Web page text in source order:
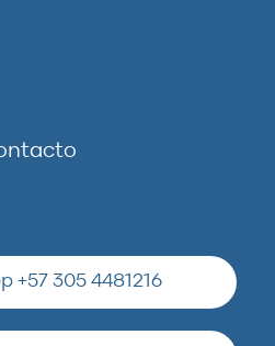
+57 305 4481216